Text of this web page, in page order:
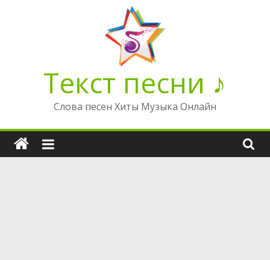
Текст песни ♪
Слова песен Хиты Музыка Онлайн